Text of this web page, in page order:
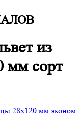
из
мм сорт